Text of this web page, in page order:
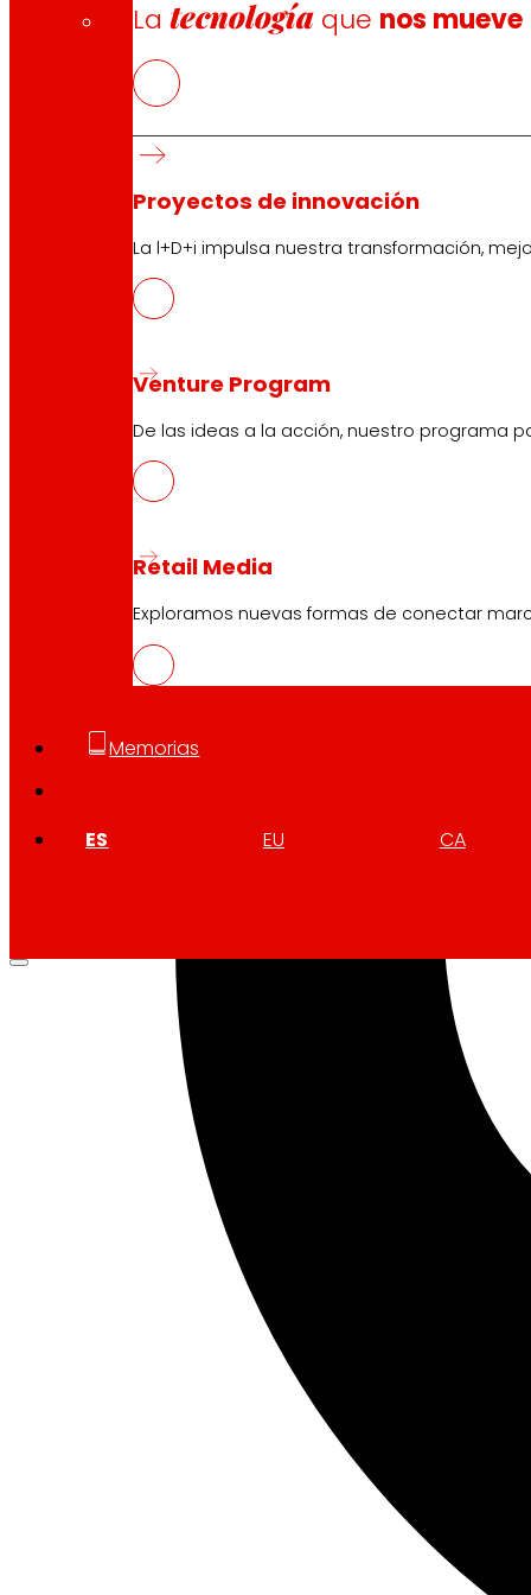
Latecnología que nos mueve
Proyectos de innovación
La l+D+i impulsa nuestra transformación,
Venture Program
De las ideas a la acción, nuestro programa
Retail Media
Exploramos nuevas formas de conectar
Memorias
ES EU CA